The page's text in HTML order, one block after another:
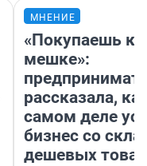
МНЕНИЕ
«Покупаешь
мешке»:
рассказала,
самом деле
бизнес со
дешевых